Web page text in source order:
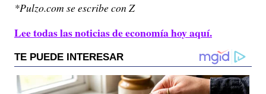
*Pulzo.com se escribe con Z
Lee todas las noticias de economía hoy aquí.